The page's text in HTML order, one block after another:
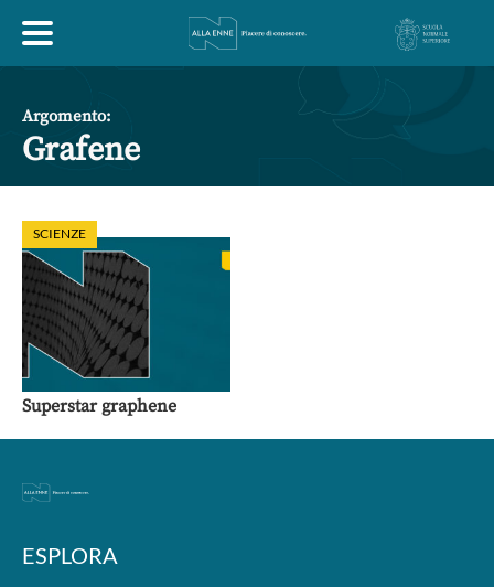
ESPLORA
ABOUT
ARTE
LETTERATURA MONDO ANTICO
POLITICA SCIENZE SOCIETÀ STORIA
Argomento:
Grafene
SCIENZE
Superstar graphene
ESPLORA